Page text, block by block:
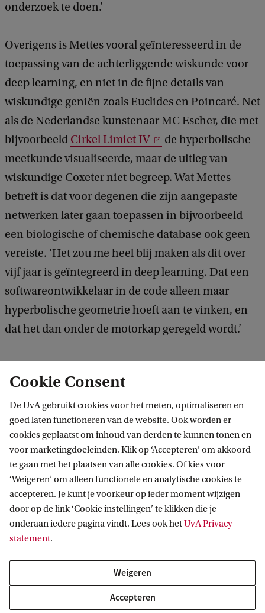
onderzoek te doen.’
Overigens is Mettes vooral geïnteresseerd in de
toepassing van de achterliggende wiskunde voor
deep learning, en niet in de fijne details van
wiskundige geniën zoals Euclides en Poincaré. Net
als de Nederlandse kunstenaar MC Escher, die met
bijvoorbeeld Cirkel Limiet IV
de hyperbolische
meetkunde visualiseerde, maar de uitleg van
wiskundige Coxeter niet begreep. Wat Mettes
betreft is dat voor degenen die zijn aangepaste
netwerken later gaan toepassen in bijvoorbeeld
een biologische of chemische database ook geen
vereiste. ‘Het zou me heel blij maken als dit over
vijf jaar is geïntegreerd in deep learning. Dat een
softwareontwikkelaar in de code alleen maar
hyperbolische geometrie hoeft aan te vinken, en
dat het dan onder de motorkap geregeld wordt.’
Informatie voor
Bachelorstudiekiezers
Masterstudiekiezers
Journalisten
Direct naar
Vacatures
Contact
UvA op social media
Cookie Consent
De UvA gebruikt cookies voor het meten, optimaliseren en
goed laten functioneren van de website. Ook worden er
cookies geplaatst om inhoud van derden te kunnen tonen en
voor marketingdoeleinden. Klik op ‘Accepteren’ om akkoord
te gaan met het plaatsen van alle cookies. Of kies voor
‘Weigeren’ om alleen functionele en analytische cookies te
accepteren. Je kunt je voorkeur op ieder moment wijzigen
door op de link ‘Cookie instellingen’ te klikken die je
onderaan iedere pagina vindt. Lees ook hetUvA Privacy
statement.
Weigeren
Accepteren